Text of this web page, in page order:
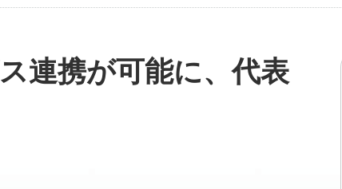
連携が可能に、代表